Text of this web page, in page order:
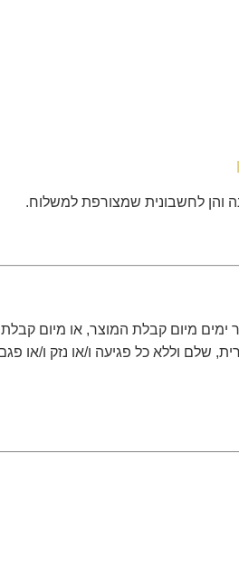
והן לחשבונית שמצורפת למשלוח.
מיום קבלת המוצר, או מיום
וללא כל פגיעה ו/או נזק ו/או